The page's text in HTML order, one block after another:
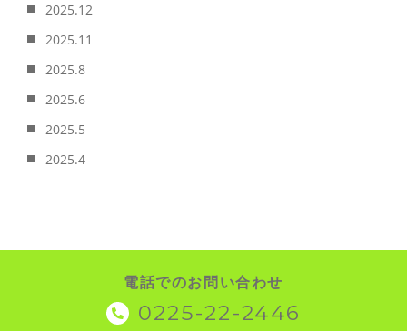
2025.12
2025.11
2025.8
2025.6
2025.5
2025.4
電話でのお問い合わせ
0225-22-2446